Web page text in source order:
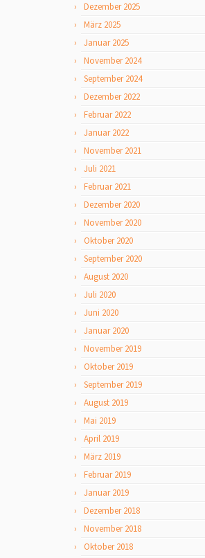
Dezember 2025
März 2025
Januar 2025
November 2024
September 2024
Dezember 2022
Februar 2022
Januar 2022
November 2021
Juli 2021
Februar 2021
Dezember 2020
November 2020
Oktober 2020
September 2020
August 2020
Juli 2020
Juni 2020
Januar 2020
November 2019
Oktober 2019
September 2019
August 2019
Mai 2019
April 2019
März 2019
Februar 2019
Januar 2019
Dezember 2018
November 2018
Oktober 2018